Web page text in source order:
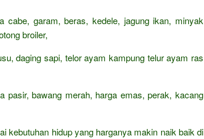
cabe, garam, beras, kedele, jagung ikan, minyak
broiler,
daging sapi, telor ayam kampung telur ayam ras
pasir, bawang merah, harga emas, perak, kacang
kebutuhan hidup yang harganya makin naik baik di